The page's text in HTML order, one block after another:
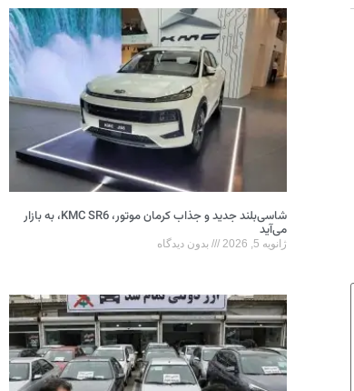
شاسی‌بلند جدید و جذاب کرمان موتور، KMC SR6، به بازار
می‌آید
ژانویه 5, 2026 بدون دیدگاه